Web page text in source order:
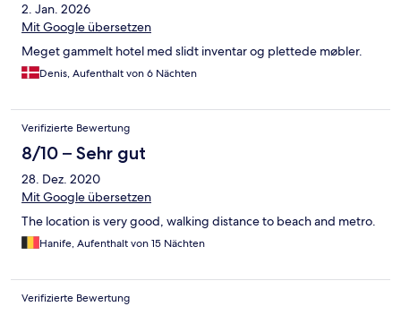
2. Jan. 2026
Mit Google übersetzen
Meget gammelt hotel med slidt inventar og plettede møbler.
Denis, Aufenthalt von 6 Nächten
Verifizierte Bewertung
8/10 – Sehr gut
28. Dez. 2020
Mit Google übersetzen
The location is very good, walking distance to beach and metro.
Hanife, Aufenthalt von 15 Nächten
Verifizierte Bewertung